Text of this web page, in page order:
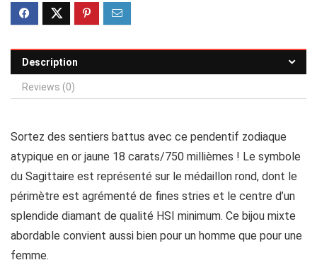
Description
Reviews (0)
Sortez des sentiers battus avec ce pendentif zodiaque
atypique en or jaune 18 carats/750 millièmes ! Le symbole
du Sagittaire est représenté sur le médaillon rond, dont le
périmètre est agrémenté de fines stries et le centre d’un
splendide diamant de qualité HSI minimum. Ce bijou mixte
abordable convient aussi bien pour un homme que pour une
femme.